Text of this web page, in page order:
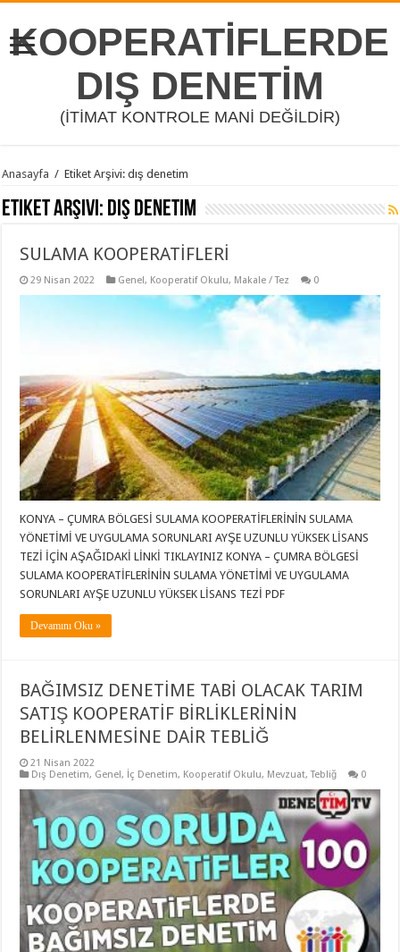
KOOPERATİFLERDE
DIŞ DENETİM
(İTİMAT KONTROLE MANİ DEĞİLDİR)
Anasayfa / Etiket Arşivi: dış denetim
Etiket Arşivi: dış denetim
SULAMA KOOPERATİFLERİ
29 Nisan 2022 Genel, Kooperatif Okulu, Makale / Tez 0
KONYA – ÇUMRA BÖLGESİ SULAMA KOOPERATİFLERİNİN SULAMA
YÖNETİMİ VE UYGULAMA SORUNLARI AYŞE UZUNLU YÜKSEK LİSANS
TEZİ İÇİN AŞAĞIDAKİ LİNKİ TIKLAYINIZ KONYA – ÇUMRA BÖLGESİ
SULAMA KOOPERATİFLERİNİN SULAMA YÖNETİMİ VE UYGULAMA
SORUNLARI AYŞE UZUNLU YÜKSEK LİSANS TEZİ PDF
Devamını Oku »
BAĞIMSIZ DENETİME TABİ OLACAK TARIM
SATIŞ KOOPERATİF BİRLİKLERİNİN
BELİRLENMESİNE DAİR TEBLİĞ
21 Nisan 2022
Dış Denetim, Genel, İç Denetim, Kooperatif Okulu, Mevzuat,Tebliğ 0